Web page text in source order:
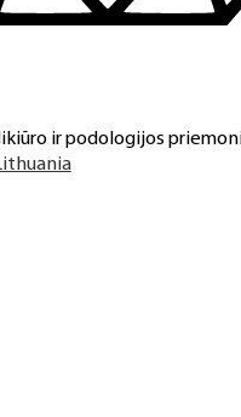
su užsakymu, mus
produktus nagams,
visiems Jūsų poreikiams
ir podologijos